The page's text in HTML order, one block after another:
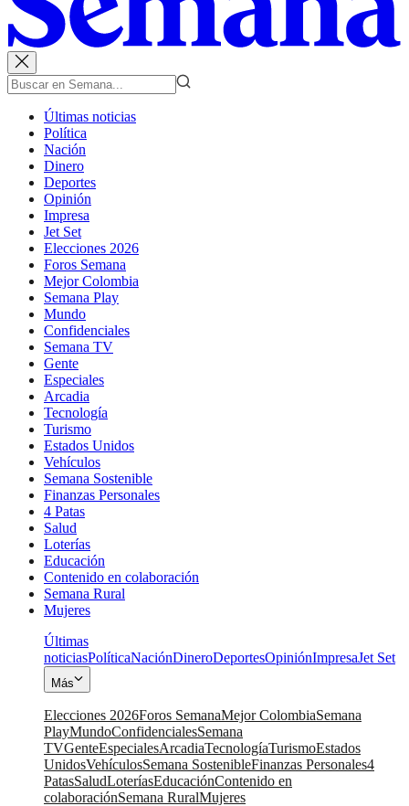
Últimas noticias
Política
Nación
Dinero
Deportes
Opinión
Impresa
Jet Set
Elecciones 2026
Foros Semana
Mejor Colombia
Semana Play
Mundo
Confidenciales
Semana TV
Gente
Especiales
Arcadia
Tecnología
Turismo
Estados Unidos
Vehículos
Semana Sostenible
Finanzas Personales
4 Patas
Salud
Loterías
Educación
Contenido en colaboración
Semana Rural
Mujeres
Últimas
noticiasPolíticaNaciónDineroDeportesOpiniónImpresaJet Set
Más
Elecciones 2026Foros SemanaMejor ColombiaSemana
PlayMundoConfidencialesSemana
TVGenteEspecialesArcadiaTecnologíaTurismoEstados
UnidosVehículosSemana SostenibleFinanzas Personales4
PatasSaludLoteríasEducaciónContenido en
colaboraciónSemana RuralMujeres